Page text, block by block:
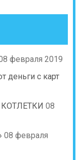
февраля 2019
деньги с карт
08
08 февраля